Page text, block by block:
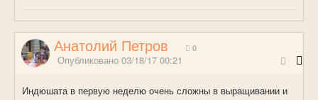
Анатолий Петров 0
Опубликовано 03/18/17 00:21
Индюшата в первую неделю очень сложны в выращивании и